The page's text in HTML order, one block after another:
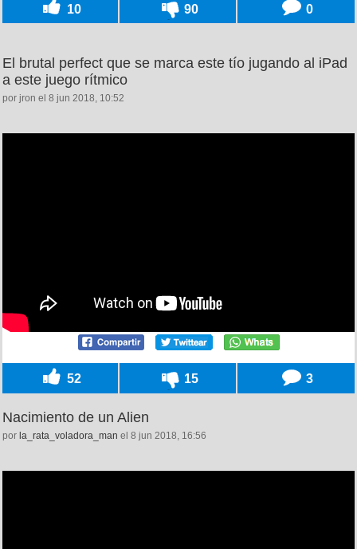
10 90 0
El brutal perfect que se marca este tío jugando al iPad
a este juego rítmico
por jron el 8 jun 2018, 10:52
52 15 3
Nacimiento de un Alien
por la_rata_voladora_man el 8 jun 2018, 16:56